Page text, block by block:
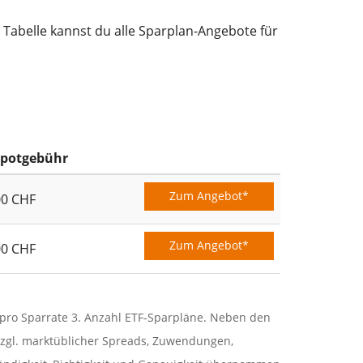
kannst du alle Sparplan-Angebote für
CHF Zum Angebot*
CHF Zum Angebot*
Sparrate 3. Anzahl ETF-Sparpläne. Neben den
marktüblicher Spreads, Zuwendungen,